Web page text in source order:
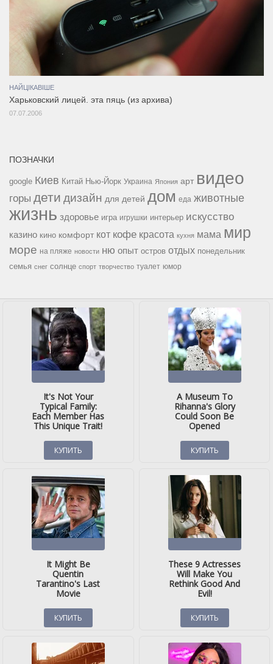
НАЙЦІКАВІШЕ
Харьковский лицей. эта пяць (из архива)
07.07.2006
ПОЗНАЧКИ
google Киев Китай Нью-Йорк Украина Япония арт видео
горы дети дизайн для детей дом еда животные
жизнь здоровье игра игрушки интерьер искусство
казино кино комфорт кот кофе красота кухня мама мир
море на пляже новости ню опыт остров отдых понедельник
семья снег солнце спорт творчество туалет юмор